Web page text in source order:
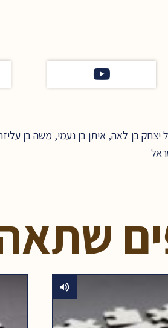
בן לאה, איתן בן נעמי, משה בן